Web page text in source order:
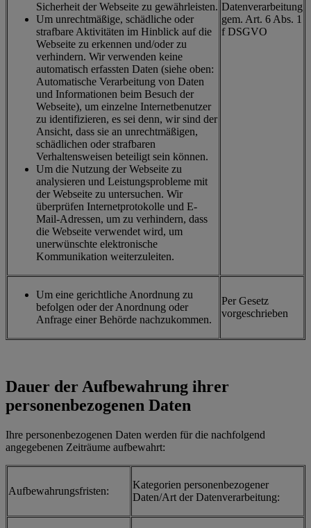
Sicherheit der Webseite zu gewährleisten.
Um unrechtmäßige, schädliche oder
strafbare Aktivitäten im Hinblick auf die
Webseite zu erkennen und/oder zu
verhindern. Wir verwenden keine
automatisch erfassten Daten (siehe oben:
Automatische Verarbeitung von Daten
und Informationen beim Besuch der
Webseite), um einzelne Internetbenutzer
zu identifizieren, es sei denn, wir sind der
Ansicht, dass sie an unrechtmäßigen,
schädlichen oder strafbaren
Verhaltensweisen beteiligt sein können.
Um die Nutzung der Webseite zu
analysieren und Leistungsprobleme mit
der Webseite zu untersuchen. Wir
überprüfen Internetprotokolle und E-
Mail-Adressen, um zu verhindern, dass
die Webseite verwendet wird, um
unerwünschte elektronische
Kommunikation weiterzuleiten.
Datenverarbeitung
gem. Art. 6 Abs. 1
f DSGVO
Um eine gerichtliche Anordnung zu
befolgen oder der Anordnung oder
Anfrage einer Behörde nachzukommen.
Per Gesetz
vorgeschrieben
Dauer der Aufbewahrung ihrer
personenbezogenen Daten
Ihre personenbezogenen Daten werden für die nachfolgend
angegebenen Zeiträume aufbewahrt:
Aufbewahrungsfristen:
Kategorien personenbezogener
Daten/Art der Datenverarbeitung: